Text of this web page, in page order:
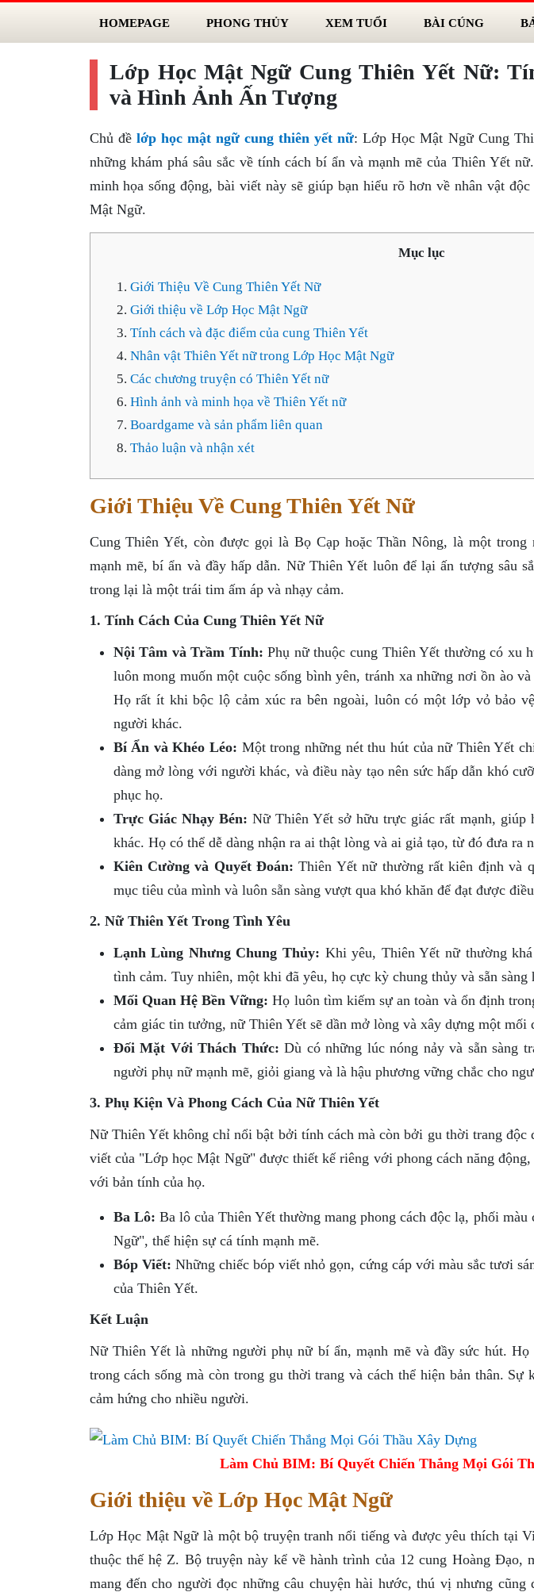
HOMEPAGE PHONG THỦY XEM TUỔI BÀI CÚNG
Lớp Học Mật Ngữ Cung Thiên Yết Nữ:
và Hình Ảnh Ấn Tượng
Chủ đề lớp học mật ngữ cung thiên yết nữ: Lớp Học Mật Ngữ Cung
những khám phá sâu sắc về tính cách bí ẩn và mạnh mẽ của Thiên Yết
minh họa sống động, bài viết này sẽ giúp bạn hiểu rõ hơn về nhân vật
Mật Ngữ.
Mục lục
Giới Thiệu Về Cung Thiên Yết Nữ
Giới thiệu về Lớp Học Mật Ngữ
Tính cách và đặc điểm của cung Thiên Yết
Nhân vật Thiên Yết nữ trong Lớp Học Mật Ngữ
Các chương truyện có Thiên Yết nữ
Hình ảnh và minh họa về Thiên Yết nữ
Boardgame và sản phẩm liên quan
Thảo luận và nhận xét
Giới Thiệu Về Cung Thiên Yết Nữ
Cung Thiên Yết, còn được gọi là Bọ Cạp hoặc Thần Nông, là một trong
mạnh mẽ, bí ẩn và đầy hấp dẫn. Nữ Thiên Yết luôn để lại ấn tượng sâu
trong lại là một trái tim ấm áp và nhạy cảm.
1. Tính Cách Của Cung Thiên Yết Nữ
Nội Tâm và Trầm Tính: Phụ nữ thuộc cung Thiên Yết thường có xu
luôn mong muốn một cuộc sống bình yên, tránh xa những nơi ồn ào
Họ rất ít khi bộc lộ cảm xúc ra bên ngoài, luôn có một lớp vỏ bảo
người khác.
Bí Ẩn và Khéo Léo: Một trong những nét thu hút của nữ Thiên Yết
dàng mở lòng với người khác, và điều này tạo nên sức hấp dẫn khó
phục họ.
Trực Giác Nhạy Bén: Nữ Thiên Yết sở hữu trực giác rất mạnh, giúp
khác. Họ có thể dễ dàng nhận ra ai thật lòng và ai giả tạo, từ đó đưa ra
Kiên Cường và Quyết Đoán: Thiên Yết nữ thường rất kiên định và
mục tiêu của mình và luôn sẵn sàng vượt qua khó khăn để đạt được
2. Nữ Thiên Yết Trong Tình Yêu
Lạnh Lùng Nhưng Chung Thủy: Khi yêu, Thiên Yết nữ thường
tình cảm. Tuy nhiên, một khi đã yêu, họ cực kỳ chung thủy và sẵn
Mối Quan Hệ Bền Vững: Họ luôn tìm kiếm sự an toàn và ổn định
cảm giác tin tưởng, nữ Thiên Yết sẽ dần mở lòng và xây dựng một mối
Đối Mặt Với Thách Thức: Dù có những lúc nóng nảy và sẵn sàng
người phụ nữ mạnh mẽ, giỏi giang và là hậu phương vững chắc cho
3. Phụ Kiện Và Phong Cách Của Nữ Thiên Yết
Nữ Thiên Yết không chỉ nổi bật bởi tính cách mà còn bởi gu thời trang độc
viết của "Lớp học Mật Ngữ" được thiết kế riêng với phong cách năng
với bản tính của họ.
Ba Lô: Ba lô của Thiên Yết thường mang phong cách độc lạ, phối
Ngữ", thể hiện sự cá tính mạnh mẽ.
Bóp Viết: Những chiếc bóp viết nhỏ gọn, cứng cáp với màu sắc tươi
của Thiên Yết.
Kết Luận
Nữ Thiên Yết là những người phụ nữ bí ẩn, mạnh mẽ và đầy sức hút.
trong cách sống mà còn trong gu thời trang và cách thể hiện bản thân. Sự
cảm hứng cho nhiều người.
Làm Chủ BIM: Bí Quyết Chiến Thắng Mọi Gói
Giới thiệu về Lớp Học Mật Ngữ
Lớp Học Mật Ngữ là một bộ truyện tranh nổi tiếng và được yêu thích tại
thuộc thế hệ Z. Bộ truyện này kể về hành trình của 12 cung Hoàng Đạo,
mang đến cho người đọc những câu chuyện hài hước, thú vị nhưng cũng